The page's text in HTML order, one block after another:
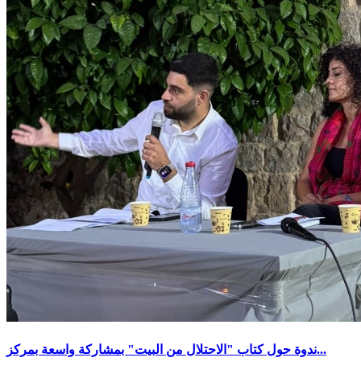
ندوة حول كتاب "الاحتلال من البيت" بمشاركة واسعة بمركز...